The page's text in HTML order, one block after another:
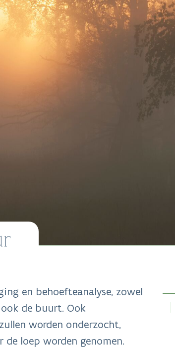
en behoefteanalyse, zowel
de buurt. Ook
worden onderzocht,
loep worden genomen.